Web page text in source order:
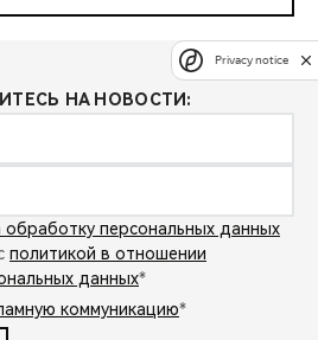
НА НОВОСТИ:
обработку персональных данных
политикой в отношении
данных*
коммуникацию*
Privacy notice